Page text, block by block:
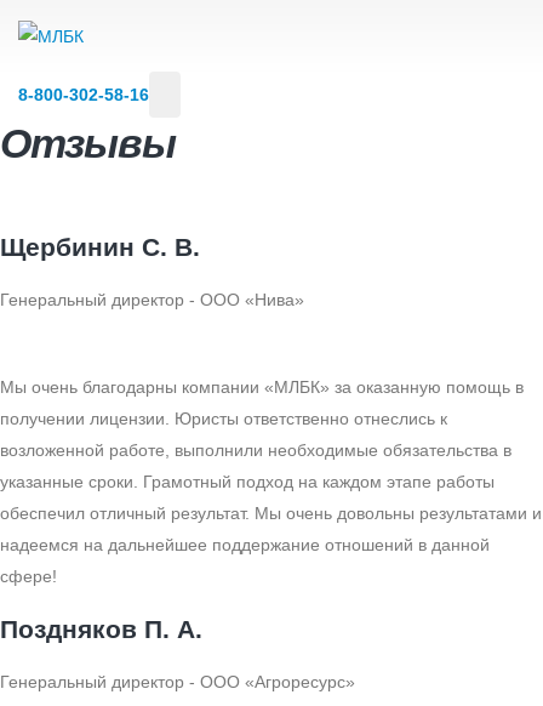
8‑800‑302‑58‑16
Отзывы
Щербинин С. В.
Генеральный директор - ООО «Нива»
Мы очень благодарны компании «МЛБК» за оказанную помощь в
получении лицензии. Юристы ответственно отнеслись к
возложенной работе, выполнили необходимые обязательства в
указанные сроки. Грамотный подход на каждом этапе работы
обеспечил отличный результат. Мы очень довольны результатами и
надеемся на дальнейшее поддержание отношений в данной
сфере!
Поздняков П. А.
Генеральный директор - ООО «Агроресурс»